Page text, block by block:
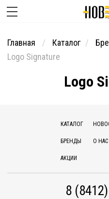
Главная Каталог
Logo Signature
Logo
КАТАЛОГ
БРЕНДЫ
АКЦИИ
О НАС
8